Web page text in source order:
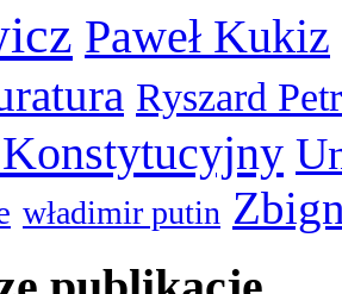
Paweł Kukiz
Ryszard
władimir putin